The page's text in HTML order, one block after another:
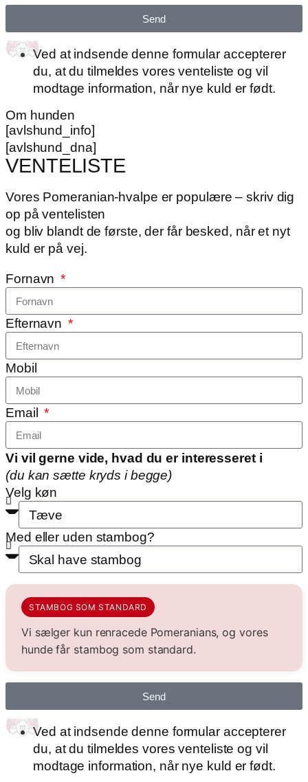
Send
Ved at indsende denne formular accepterer
du, at du tilmeldes vores venteliste og vil
modtage information, når nye kuld er født.
Om hunden
[avlshund_info]
[avlshund_dna]
VENTELISTE
Vores Pomeranian-hvalpe er populære – skriv dig
op på ventelisten
og bliv blandt de første, der får besked, når et nyt
kuld er på vej.
Fornavn
Efternavn
Mobil
Email
Vi vil gerne vide, hvad du er interesseret i
(du kan sætte kryds i begge)
Velg køn
Med eller uden stambog?
STAMBOG SOM STANDARD
Vi sælger kun renracede Pomeranians, og vores
hunde får stambog som standard.
Send
Ved at indsende denne formular accepterer
du, at du tilmeldes vores venteliste og vil
modtage information, når nye kuld er født.